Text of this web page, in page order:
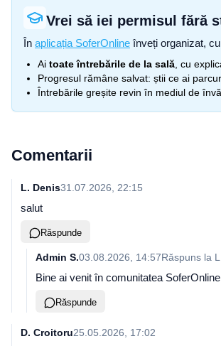
Vrei să iei permisul fără
În aplicația SoferOnline înveți organizat,
Ai toate întrebările de la sală , cu
Progresul rămâne salvat: știi ce ai
Întrebările greșite revin în mediul de
Comentarii
L. Denis31.07.2026, 22:15
salut
Răspunde
Admin S.03.08.2026, 14:57Răspuns la
Bine ai venit în comunitatea
Răspunde
D. Croitoru25.05.2026, 17:02